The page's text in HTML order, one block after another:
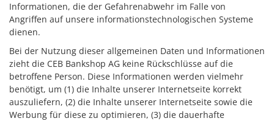
Informationen, die der Gefahrenabwehr im Falle von
Angriffen auf unsere informationstechnologischen Systeme
dienen.
Bei der Nutzung dieser allgemeinen Daten und Informationen
zieht die CEB Bankshop AG keine Rückschlüsse auf die
betroffene Person. Diese Informationen werden vielmehr
benötigt, um (1) die Inhalte unserer Internetseite korrekt
auszuliefern, (2) die Inhalte unserer Internetseite sowie die
Werbung für diese zu optimieren, (3) die dauerhafte